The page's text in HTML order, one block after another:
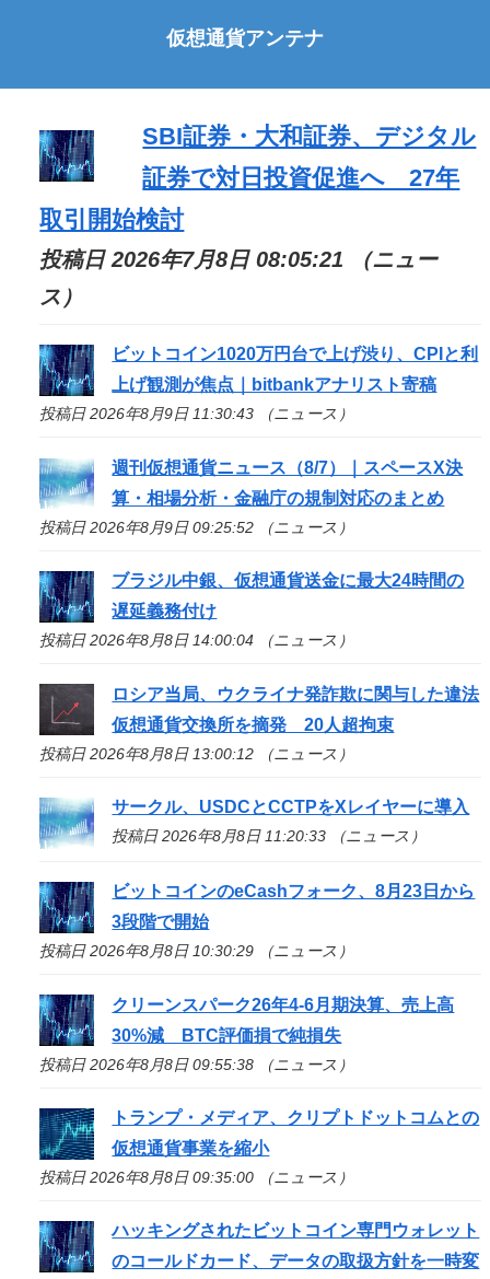
仮想通貨アンテナ
SBI証券・大和証券、デジタル
証券で対日投資促進へ 27年
取引開始検討
投稿日 2026年7月8日 08:05:21 （ニュー
ス）
ビットコイン1020万円台で上げ渋り、CPIと利
上げ観測が焦点｜bitbankアナリスト寄稿
投稿日 2026年8月9日 11:30:43 （ニュース）
週刊仮想通貨ニュース（8/7）｜スペースX決
算・相場分析・金融庁の規制対応のまとめ
投稿日 2026年8月9日 09:25:52 （ニュース）
ブラジル中銀、仮想通貨送金に最大24時間の
遅延義務付け
投稿日 2026年8月8日 14:00:04 （ニュース）
ロシア当局、ウクライナ発詐欺に関与した違法
仮想通貨交換所を摘発 20人超拘束
投稿日 2026年8月8日 13:00:12 （ニュース）
サークル、USDCとCCTPをXレイヤーに導入
投稿日 2026年8月8日 11:20:33 （ニュース）
ビットコインのeCashフォーク、8月23日から
3段階で開始
投稿日 2026年8月8日 10:30:29 （ニュース）
クリーンスパーク26年4-6月期決算、売上高
30%減 BTC評価損で純損失
投稿日 2026年8月8日 09:55:38 （ニュース）
トランプ・メディア、クリプトドットコムとの
仮想通貨事業を縮小
投稿日 2026年8月8日 09:35:00 （ニュース）
ハッキングされたビットコイン専門ウォレット
のコールドカード、データの取扱方針を一時変